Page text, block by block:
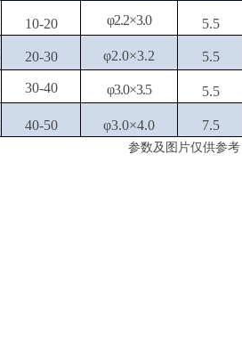
10-20 φ2.2×3.0 5.5
20-30 φ2.0×3.2 5.5
30-40 φ3.0×3.5 5.5
40-50 φ3.0×4.0 7.5
参数及图片仅供参考